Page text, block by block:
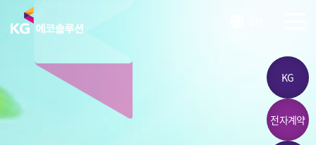
KG 에코솔루션 LOGO
KG
전자계약